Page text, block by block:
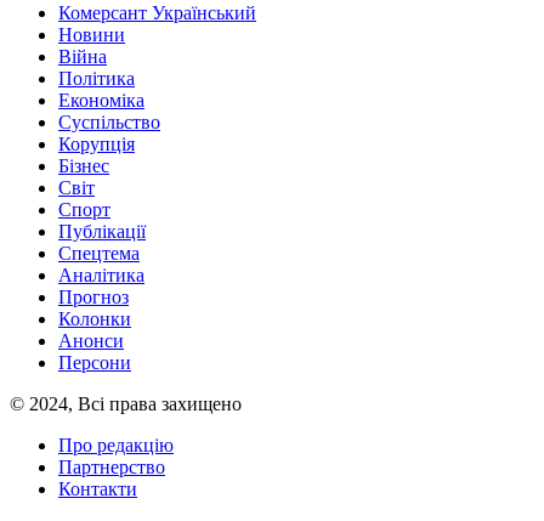
Комерсант Український
Новини
Війна
Політика
Економіка
Суспільство
Корупція
Бізнес
Світ
Спорт
Публікації
Спецтема
Аналітика
Прогноз
Колонки
Анонси
Персони
© 2024, Всі права захищено
Про редакцію
Партнерство
Контакти